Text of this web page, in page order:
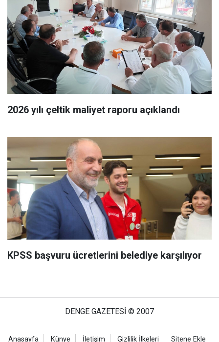
2026 yılı çeltik maliyet raporu açıklandı
KPSS başvuru ücretlerini belediye karşılıyor
DENGE GAZETESİ © 2007
Anasayfa Künye İletişim Gizlilik İlkeleri Sitene Ekle